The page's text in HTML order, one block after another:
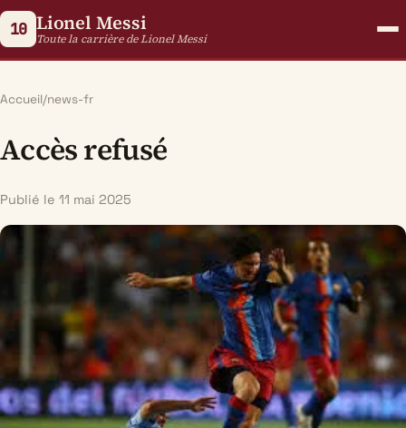
10 Lionel Messi
Toute la carrière de Lionel Messi
Accueil/news-fr
Accès refusé
Publié le 11 mai 2025